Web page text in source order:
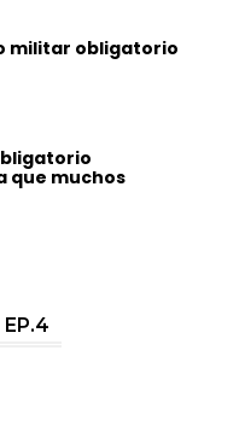
militar obligatorio
que muchos